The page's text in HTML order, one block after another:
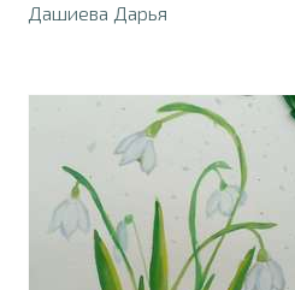
Дашиева Дарья